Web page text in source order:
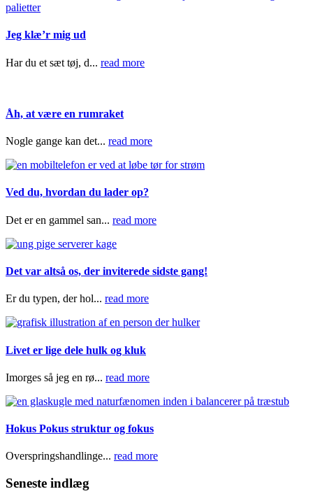
Jeg klæ’r mig ud
Har du et sæt tøj, d... read more
Åh, at være en rumraket
Nogle gange kan det... read more
Ved du, hvordan du lader op?
Det er en gammel san... read more
Det var altså os, der inviterede sidste gang!
Er du typen, der hol... read more
Livet er lige dele hulk og kluk
Imorges så jeg en rø... read more
Hokus Pokus struktur og fokus
Overspringshandlinge... read more
Seneste indlæg